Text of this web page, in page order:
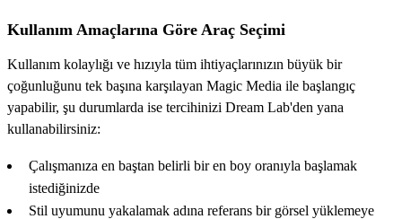
Kullanım Amaçlarına Göre Araç Seçimi
Kullanım kolaylığı ve hızıyla tüm ihtiyaçlarınızın büyük bir
çoğunluğunu tek başına karşılayan Magic Media ile başlangıç
yapabilir, şu durumlarda ise tercihinizi Dream Lab'den yana
kullanabilirsiniz:
Çalışmanıza en baştan belirli bir en boy oranıyla başlamak
istediğinizde
Stil uyumunu yakalamak adına referans bir görsel yüklemeye